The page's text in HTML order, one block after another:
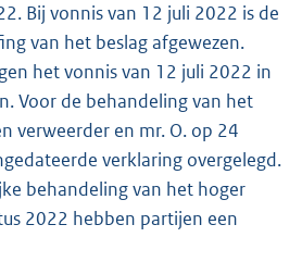
Bij vonnis van 12 juli 2022 is de
van het beslag afgewezen.
het vonnis van 12 juli 2022 in
Voor de behandeling van het
verweerder en mr. O. op 24
verklaring overgelegd.
behandeling van het hoger
2022 hebben partijen een